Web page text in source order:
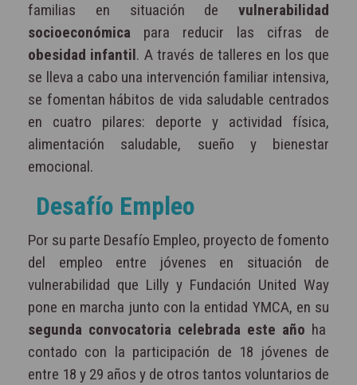
familias en situación de vulnerabilidad
socioeconómica para reducir las cifras de
obesidad infantil. A través de talleres en los que
se lleva a cabo una intervención familiar intensiva,
se fomentan hábitos de vida saludable centrados
en cuatro pilares: deporte y actividad física,
alimentación saludable, sueño y bienestar
emocional.
Desafío Empleo
Por su parte Desafío Empleo, proyecto de fomento
del empleo entre jóvenes en situación de
vulnerabilidad que Lilly y Fundación United Way
pone en marcha junto con la entidad YMCA, en su
segunda convocatoria celebrada este año ha
contado con la participación de 18 jóvenes de
entre 18 y 29 años y de otros tantos voluntarios de